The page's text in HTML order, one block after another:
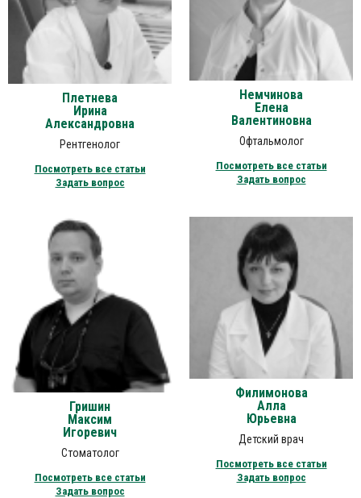
Плетнева
Ирина
Александровна
Рентгенолог
Посмотреть все статьи
Задать вопрос
Немчинова
Елена
Валентиновна
Офтальмолог
Посмотреть все статьи
Задать вопрос
Гришин
Максим
Игоревич
Стоматолог
Посмотреть все статьи
Задать вопрос
Филимонова
Алла
Юрьевна
Детский врач
Посмотреть все статьи
Задать вопрос